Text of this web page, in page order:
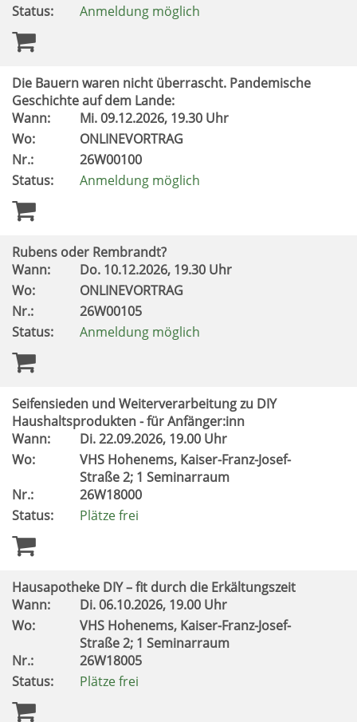
Status:
Anmeldung möglich
Die Bauern waren nicht überrascht. Pandemische
Geschichte auf dem Lande:
Wann:
Mi.09.12.2026, 19.30 Uhr
Wo:
ONLINEVORTRAG
Nr.:
26W00100
Status:
Anmeldung möglich
Rubens oder Rembrandt?
Wann:
Do. 10.12.2026, 19.30 Uhr
Wo:
ONLINEVORTRAG
Nr.:
26W00105
Status:
Anmeldung möglich
Seifensieden und Weiterverarbeitung zu DIY
Haushaltsprodukten - für Anfänger:inn
Wann:
Di.22.09.2026, 19.00 Uhr
Wo:
VHS Hohenems, Kaiser-Franz-Josef-
Straße 2; 1 Seminarraum
Nr.:
26W18000
Status:
Plätze frei
Hausapotheke DIY – fit durch die Erkältungszeit
Wann:
Di.06.10.2026, 19.00 Uhr
Wo:
VHS Hohenems, Kaiser-Franz-Josef-
Straße 2; 1 Seminarraum
Nr.:
26W18005
Status:
Plätze frei